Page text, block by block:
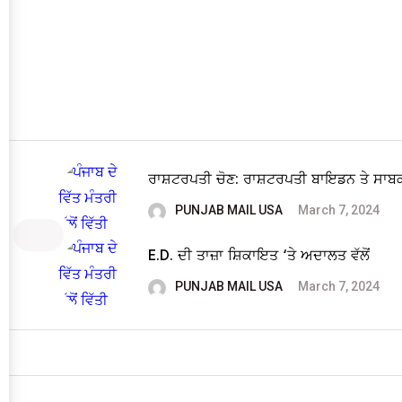
ਰਾਸ਼ਟਰਪਤੀ ਚੋਣ: ਰਾਸ਼ਟਰਪਤੀ ਬਾਇਡਨ ਤੇ
PUNJAB MAIL USA March 7, 2024
E.D. ਦੀ ਤਾਜ਼ਾ ਸ਼ਿਕਾਇਤ ‘ਤੇ ਅਦਾਲਤ ਵੱਲੋਂ
PUNJAB MAIL USA March 7, 2024